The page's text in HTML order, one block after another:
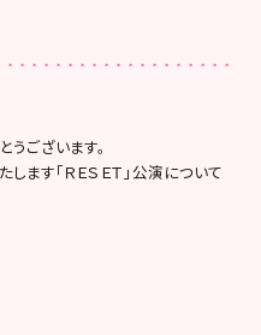
ございます。
ます「ＲＥＳＥＴ」公演について